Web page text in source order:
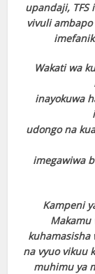
upandaji,
vivuli
Wakati wa
inayokuwa
udongo na
imegawiwa
Kampeni
Makamu
kuhamasisha
na vyuo vikuu
muhimu ya